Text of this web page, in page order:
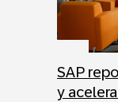
SAP
y